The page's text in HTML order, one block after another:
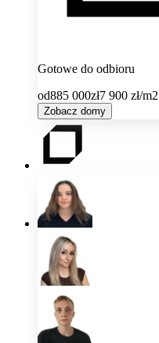
Gotowe do odbioru
od885 000zł7 900 zł/m2
Zobacz domy